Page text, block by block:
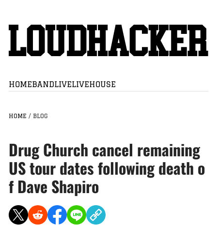
HOMEBANDLIVELIVEHOUSE
HOME / BLOG
Drug Church cancel remaining
US tour dates following death o
f Dave Shapiro